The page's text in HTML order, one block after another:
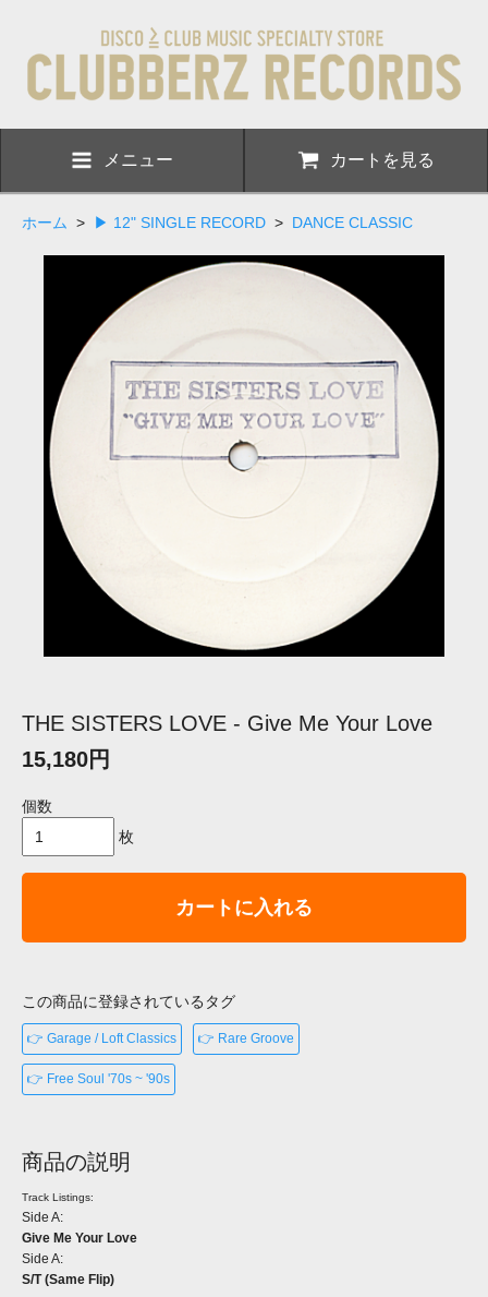
メニュー カートを見る
ホーム > ▶ 12" SINGLE RECORD > DANCE CLASSIC
THE SISTERS LOVE - Give Me Your Love
15,180円
個数
枚
カートに入れる
この商品に登録されているタグ
👉 Garage / Loft Classics 👉 Rare Groove
👉 Free Soul '70s ~ '90s
商品の説明
Track Listings:
Side A:
Give Me Your Love
Side A:
S/T (Same Flip)